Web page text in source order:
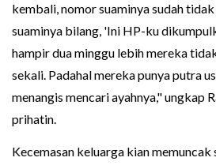
kembali, nomor suaminya sudah
suaminya bilang, 'Ini HP-ku
hampir dua minggu lebih mereka
sekali. Padahal mereka punya putra
menangis mencari ayahnya," ungkap
prihatin.
Kecemasan keluarga kian